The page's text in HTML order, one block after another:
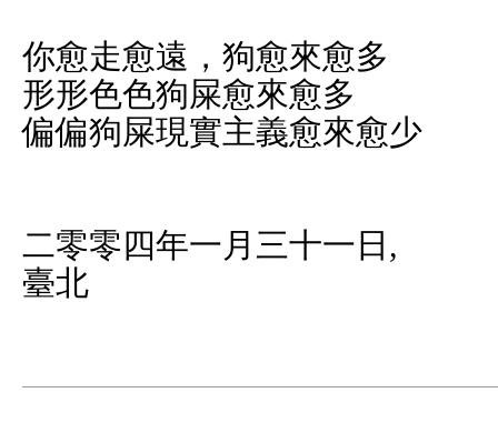
你愈走愈遠，狗愈來愈多
形形色色狗屎愈來愈多
偏偏狗屎現實主義愈來愈少
二零零四年一月三十一日,
臺北